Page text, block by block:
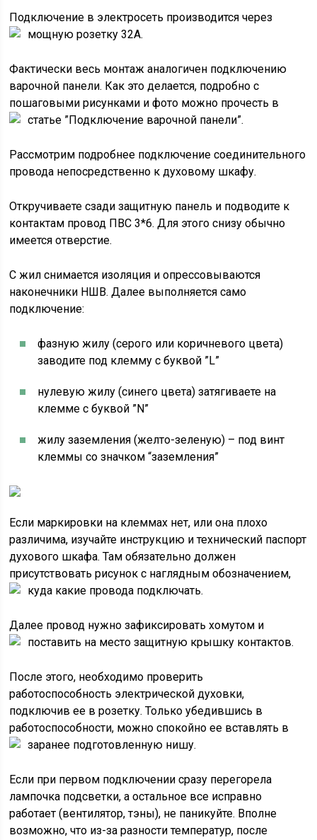
Подключение в электросеть производится через
мощную розетку 32А.
Фактически весь монтаж аналогичен подключению
варочной панели. Как это делается, подробно с
пошаговыми рисунками и фото можно прочесть в
статье ”Подключение варочной панели”.
Рассмотрим подробнее подключение соединительного
провода непосредственно к духовому шкафу.
Откручиваете сзади защитную панель и подводите к
контактам провод ПВС 3*6. Для этого снизу обычно
имеется отверстие.
С жил снимается изоляция и опрессовываются
наконечники НШВ. Далее выполняется само
подключение:
фазную жилу (серого или коричневого цвета)
заводите под клемму с буквой ”L”
нулевую жилу (синего цвета) затягиваете на
клемме с буквой ”N”
жилу заземления (желто-зеленую) – под винт
клеммы со значком “заземления”
Если маркировки на клеммах нет, или она плохо
различима, изучайте инструкцию и технический паспорт
духового шкафа. Там обязательно должен
присутствовать рисунок с наглядным обозначением,
куда какие провода подключать.
Далее провод нужно зафиксировать хомутом и
поставить на место защитную крышку контактов.
После этого, необходимо проверить
работоспособность электрической духовки,
подключив ее в розетку. Только убедившись в
работоспособности, можно спокойно ее вставлять в
заранее подготовленную нишу.
Если при первом подключении сразу перегорела
лампочка подсветки, а остальное все исправно
работает (вентилятор, тэны), не паникуйте. Вполне
возможно, что из-за разности температур, после